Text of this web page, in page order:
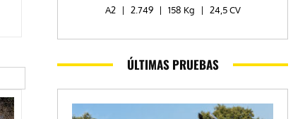
A2 | 2.749 | 158 Kg | 24,5 CV
ÚLTIMAS PRUEBAS